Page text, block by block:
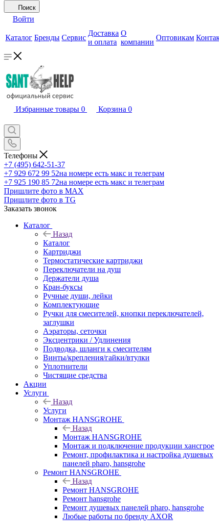
Поиск
Войти
Каталог Бренды Сервис
Доставка
и оплата
О
компании
Оптовикам
Избранные товары 0 Корзина 0
Телефоны
+7 (495) 642-51-37
+7 929 672 99 52на номере есть макс и телеграм
+7 925 190 85 72на номере есть макс и телеграм
Пришлите фото в MAX
Пришлите фото в TG
Заказать звонок
Каталог
Назад
Каталог
Картриджи
Термостатические картриджи
Переключатели на душ
Держатели душа
Кран-буксы
Ручные души, лейки
Комплектующие
Ручки для смесителей, кнопки переключателей,
заглушки
Аэраторы, сеточки
Эксцентрики / Удлинения
Подводка, шланги к смесителям
Винты/крепления/гайки/втулки
Уплотнители
Чистящие средства
Акции
Услуги
Назад
Услуги
Монтаж HANSGROHE
Назад
Монтаж HANSGROHE
Монтаж и подключение продукции хансгрое
Ремонт, профилактика и настройка душевых
панелей pharo, hansgrohe
Ремонт HANSGROHE
Назад
Ремонт HANSGROHE
Ремонт hansgrohe
Ремонт душевых панелей pharo, hansgrohe
Любые работы по бренду AXOR